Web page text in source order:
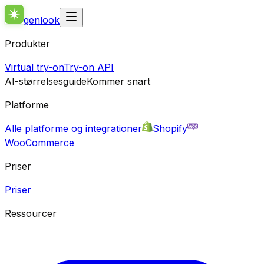
genlook
Produkter
Virtual try-onTry-on API
AI-størrelsesguideKommer snart
Platforme
Alle platforme og integrationer
Shopify
WooCommerce
Priser
Priser
Ressourcer